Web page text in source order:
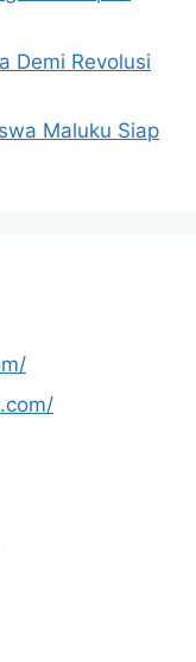
Demi Revolusi
Maluku Siap